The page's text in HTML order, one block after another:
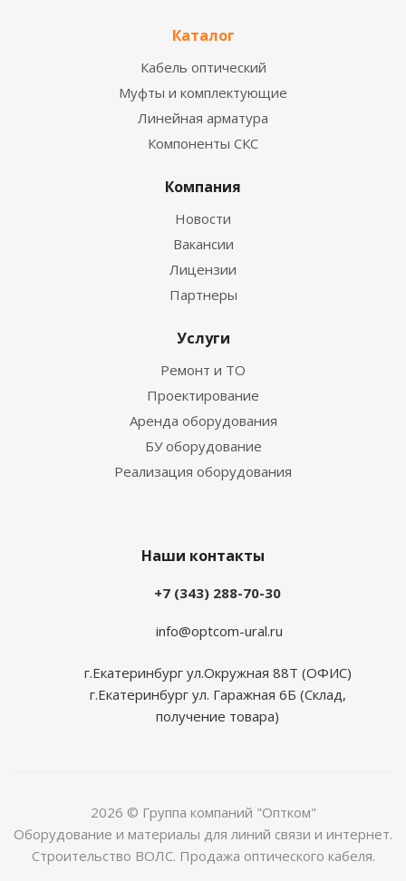
Каталог
Кабель оптический
Муфты и комплектующие
Линейная арматура
Компоненты СКС
Компания
Новости
Вакансии
Лицензии
Партнеры
Услуги
Ремонт и ТО
Проектирование
Аренда оборудования
БУ оборудование
Реализация оборудования
Наши контакты
+7 (343) 288-70-30
info@optcom-ural.ru
г.Екатеринбург ул.Окружная 88Т (ОФИС)
г.Екатеринбург ул. Гаражная 6Б (Склад,
получение товара)
2026 © Группа компаний "Оптком"
Оборудование и материалы для линий связи и интернет.
Строительство ВОЛС. Продажа оптического кабеля.